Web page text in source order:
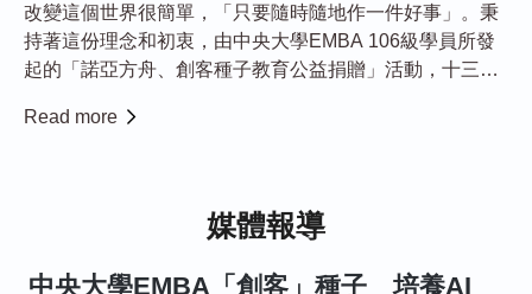
改變這個世界很簡單，「只要隨時隨地作一件好事」。秉
持著這份理念和初衷，由中央大學EMBA 106級學員所發
起的「諾亞方舟、創客種子教育公益捐贈」活動，十三日
室」，並投入中大服務學習志工，期培養下一代面對AI時
Read more
媒體報導
中央大學EMBA「創客」種子 培養AI